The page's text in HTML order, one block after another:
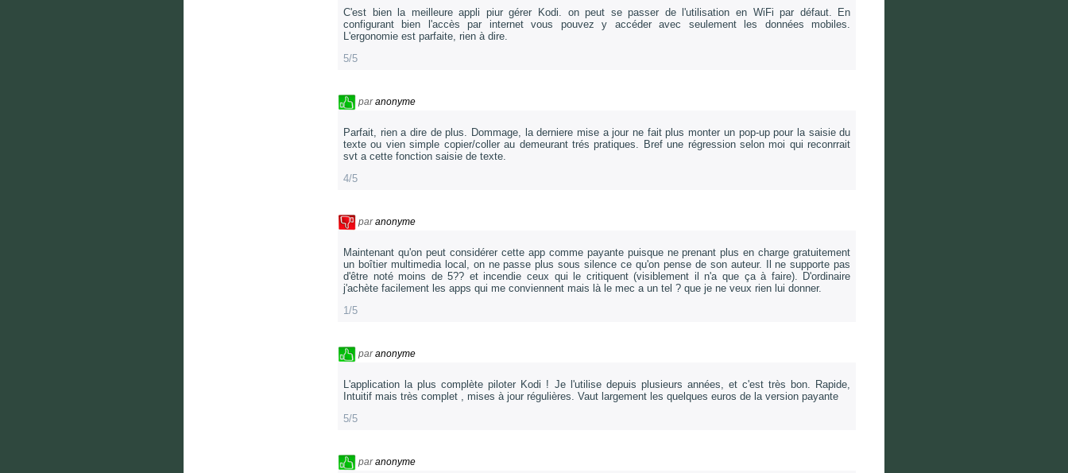
C'est bien la meilleure appli piur gérer Kodi. on peut se passer de l'utilisation en WiFi par défaut. En
configurant bien l'accès par internet vous pouvez y accéder avec seulement les données mobiles.
L'ergonomie est parfaite, rien à dire.
5/5
paranonyme
Parfait, rien a dire de plus. Dommage, la derniere mise a jour ne fait plus monter un pop-up pour la saisie du
texte ou vien simple copier/coller au demeurant trés pratiques. Bref une régression selon moi qui reconrrait
svt a cette fonction saisie de texte.
4/5
paranonyme
Maintenant qu'on peut considérer cette app comme payante puisque ne prenant plus en charge gratuitement
un boîtier multimedia local, on ne passe plus sous silence ce qu'on pense de son auteur. Il ne supporte pas
d'être noté moins de 5?? et incendie ceux qui le critiquent (visiblement il n'a que ça à faire). D'ordinaire
j'achète facilement les apps qui me conviennent mais là le mec a un tel ? que je ne veux rien lui donner.
1/5
paranonyme
L'application la plus complète piloter Kodi ! Je l'utilise depuis plusieurs années, et c'est très bon. Rapide,
Intuitif mais très complet , mises à jour régulières. Vaut largement les quelques euros de la version payante
5/5
paranonyme